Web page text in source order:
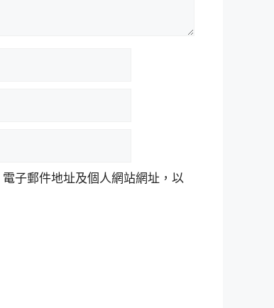
子郵件地址及個人網站網址，以